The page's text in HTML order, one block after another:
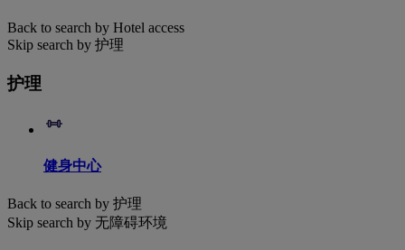
Back to search by Hotel access
Skip search by 护理
护理
健身中心
Back to search by 护理
Skip search by 无障碍环境